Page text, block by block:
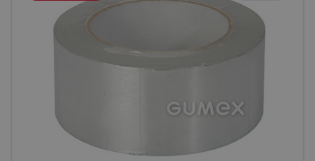
Zlepšení pracovního prostředí
Další pryžové a plastové výrobky
Vše o nákupu